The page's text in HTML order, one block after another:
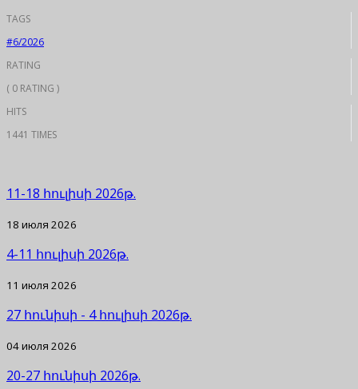
TAGS
#6/2026
RATING
( 0 RATING )
HITS
1441 TIMES
11-18 հուլիսի 2026թ.
18 июля 2026
4-11 հուլիսի 2026թ.
11 июля 2026
27 հունիսի - 4 հուլիսի 2026թ.
04 июля 2026
20-27 հունիսի 2026թ.